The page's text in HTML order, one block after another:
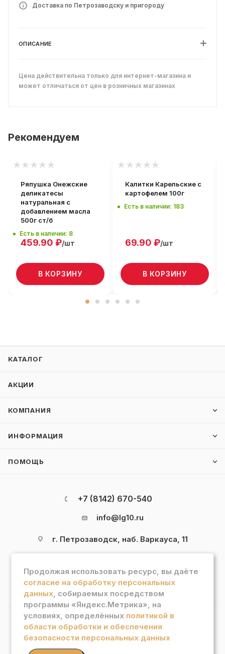
Доставка по Петрозаводску и пригороду
ОПИСАНИЕ
Цена действительна только для интернет-магазина и
может отличаться от цен в розничных магазинах
Рекомендуем
Ряпушка Онежские
деликатесы
натуральная с
добавлением масла
500г ст/б
Есть в наличии: 8
459.90 ₽/шт
В КОРЗИНУ
Калитки Карельские с
картофелем 100г
Есть в наличии: 183
69.90 ₽/шт
В КОРЗИНУ
КАТАЛОГ
АКЦИИ
КОМПАНИЯ
ИНФОРМАЦИЯ
ПОМОЩЬ
+7 (8142) 670-540
info@lg10.ru
г. Петрозаводск, наб. Варкауса, 11
2026 © Интернет магазин "Лотос Гурман"
Продолжая использовать ресурс, вы даёте
согласие на обработку персональных
данных, собираемых посредством
программы «Яндекс.Метрика», на
условиях, определённых политикой в
области обработки и обеспечения
безопасности персональных данных